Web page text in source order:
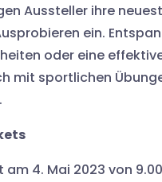
Aussteller ihre
ein.
oder eine
mit sportlichen
am 4. Mai 2023 von